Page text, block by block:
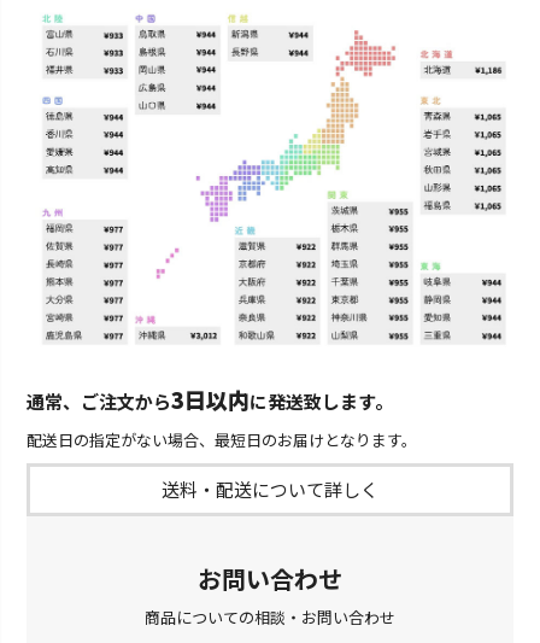
通常、ご注文から3日以内に発送致します。
配送日の指定がない場合、最短日のお届けとなります。
送料・配送について詳しく
お問い合わせ
商品についての相談・お問い合わせ